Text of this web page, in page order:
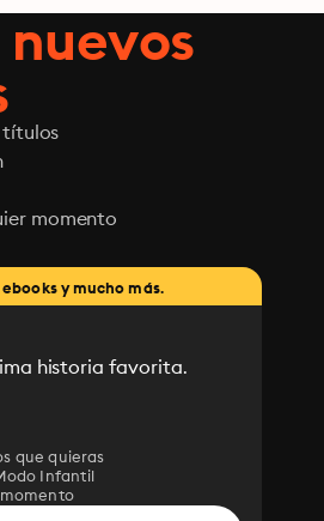
títulos
momento
y mucho más.
historia favorita.
que quieras
Infantil